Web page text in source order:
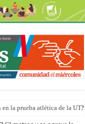
la prueba atlética de la